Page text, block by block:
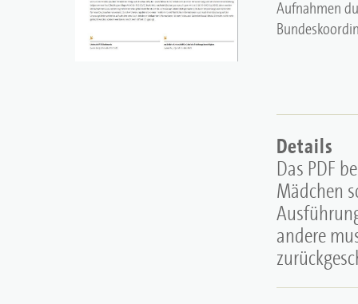
Aufnahmen
Details
Das PDF
Mädchen
andere